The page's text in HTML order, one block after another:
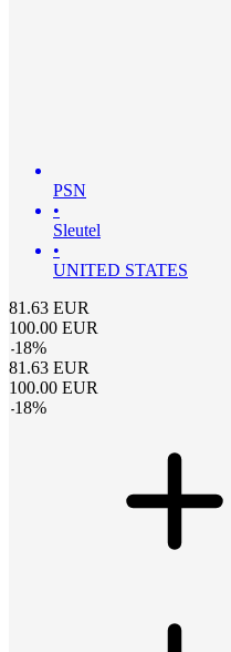
PSN
•
Sleutel
•
UNITED STATES
81.63 EUR
100.00 EUR
-18%
81.63 EUR
100.00 EUR
-18%